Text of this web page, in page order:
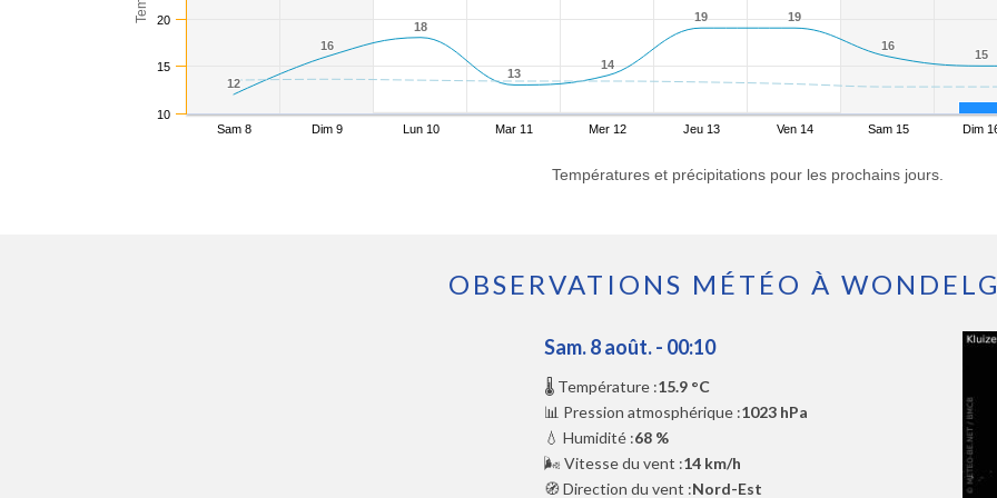
12
12
16
16
18
18
13
13
14
14
19
19 19
19
16
16
15
15
Sam 8 Dim 9 Lun 10 Mar 11 Mer 12 Jeu 13 Ven 14 Sam 15 Dim
10
15
20
Températures et précipitations pour les prochains jours.
OBSERVATIONS MÉTÉO À
Sam. 8 août. - 00:10
🌡️ Température :15.9 °C
📊 Pression atmosphérique :1023 hPa
💧 Humidité :68 %
🌬️ Vitesse du vent :14 km/h
🧭 Direction du vent :Nord-Est